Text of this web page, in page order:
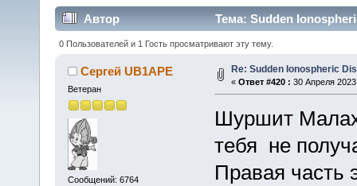
Автор Тема: Sudden
0 Пользователей и 1 Гость просматривают эту тему.
Сергей UB1APE
Ветеран
Сообщений: 6764
Re: Sudden Ionospheric
« Ответ #420 : 30 Апреля
Шуршит
тебя не
Правая часть